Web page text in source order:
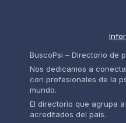
BuscoPsi – Directorio de
Nos dedicamos a
con profesionales de la
mundo.
El directorio que agrupa
acreditados del país.